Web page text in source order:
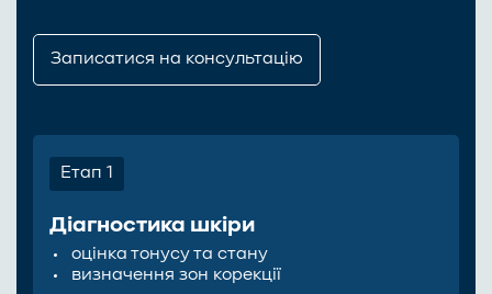
Записатися на консультацію
Етап 1
Діагностика шкіри
оцінка тонусу та стану
визначення зон корекції